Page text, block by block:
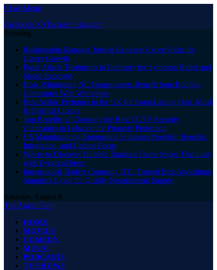
Close Menu
Facebook X (Twitter) Instagram
Trending
Relationship Manager Jobs in Banking: Expert Picks for
Career Growth
Panic Attack Treatments in Germany for Symptom Relief and
Stable Recovery
How Wilmington NC Homeowners Benefit from Roofing
Companies With Warranties
Best Arabic Perfumes in the UK for Long-Lasting Oud, Musk
& Oriental Luxury
Top Benefits of Choosing the Best CCTV Security
Companies in Lebanon for Property Protection
US Manufacturing Automation Solutions Provider: Benefits,
Integration, and Uptime Focus
Where to Discover Durable Titanium Frame Styles That Last
with EyeglassDirect
International Traders Company ITC: Trusted Best Agriculture
Suppliers Egypt for Quality Nourishment Supply
Saturday, August 8
The Angel Film
HOME
MOVIES
COMEDY
MUSIC
PODCASTS
TV SHOWS